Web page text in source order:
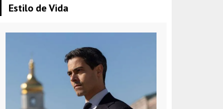
Estilo de Vida